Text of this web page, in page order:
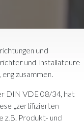
und
und Installateure
zusammen.
DIN VDE 08/34, hat
„zertifizierten
z.B. Produkt- und